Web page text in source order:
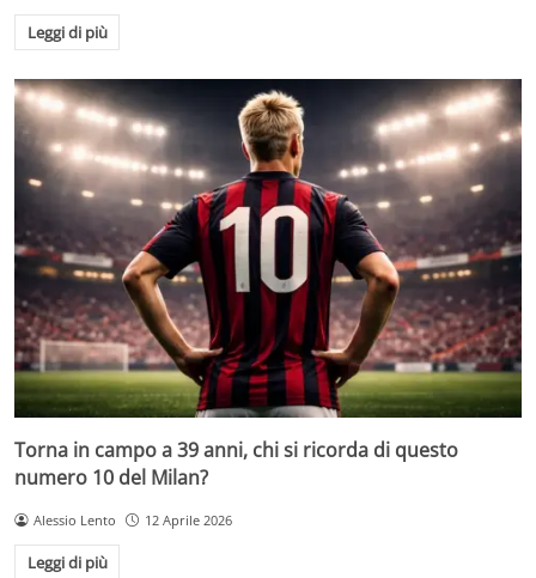
Leggi di più
Torna in campo a 39 anni, chi si ricorda di questo
numero 10 del Milan?
Alessio Lento 12 Aprile 2026
Leggi di più